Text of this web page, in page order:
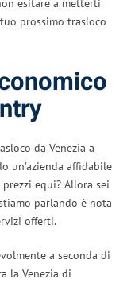
esitare a metterti
prossimo trasloco
da Venezia a
un’azienda affidabile
equi? Allora sei
parlando è nota
offerti.
a seconda di
la Venezia di